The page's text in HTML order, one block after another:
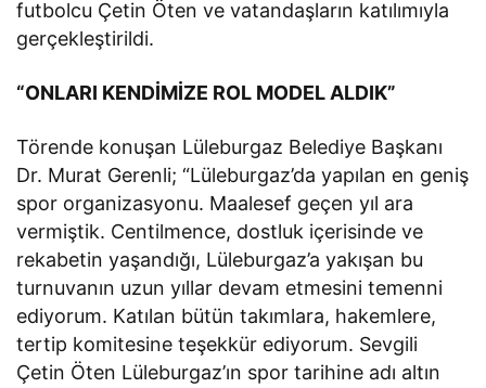
futbolcu Çetin Öten ve vatandaşların katılımıyla
gerçekleştirildi.
“ONLARI KENDİMİZE ROL MODEL ALDIK”
Törende konuşan Lüleburgaz Belediye Başkanı
Dr. Murat Gerenli; “Lüleburgaz’da yapılan en geniş
spor organizasyonu. Maalesef geçen yıl ara
vermiştik. Centilmence, dostluk içerisinde ve
rekabetin yaşandığı, Lüleburgaz’a yakışan bu
turnuvanın uzun yıllar devam etmesini temenni
ediyorum. Katılan bütün takımlara, hakemlere,
tertip komitesine teşekkür ediyorum. Sevgili
Çetin Öten Lüleburgaz’ın spor tarihine adı altın